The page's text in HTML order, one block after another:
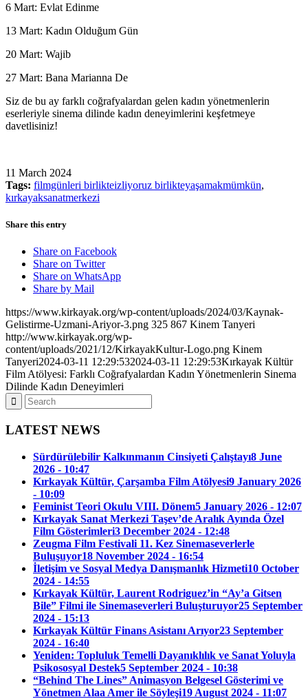
6 Mart: Evlat Edinme
13 Mart: Kadın Olduğum Gün
20 Mart: Wajib
27 Mart: Bana Marianna De
Siz de bu ay farklı coğrafyalardan gelen kadın yönetmenlerin
eserleriyle sinema dilinde kadın deneyimlerini keşfetmeye
davetlisiniz!
11 March 2024
Tags: filmgünleri birlikteizliyoruz birlikteyaşamakmümkün,
kırkayaksanatmerkezi
Share this entry
Share on Facebook
Share on Twitter
Share on WhatsApp
Share by Mail
https://www.kirkayak.org/wp-content/uploads/2024/03/Kaynak-
Gelistirme-Uzmani-Ariyor-3.png 325 867 Kinem Tanyeri
http://www.kirkayak.org/wp-
content/uploads/2021/12/KirkayakKultur-Logo.png Kinem
Tanyeri2024-03-11 12:29:532024-03-11 12:29:53Kırkayak Kültür
Film Atölyesi: Farklı Coğrafyalardan Kadın Yönetmenlerin Sinema
Dilinde Kadın Deneyimleri
LATEST NEWS
Sürdürülebilir Kalkınmanın Cinsiyeti Çalıştayı8 June
2026 - 10:47
Kırkayak Kültür, Çarşamba Film Atölyesi9 January 2026
- 10:09
Feminist Teori Okulu VIII. Dönem5 January 2026 - 12:07
Kırkayak Sanat Merkezi Taşev’de Aralık Ayında Özel
Film Gösterimleri3 December 2024 - 12:48
Zeugma Film Festivali 11. Kez Sinemaseverlerle
Buluşuyor18 November 2024 - 16:54
İletişim ve Sosyal Medya Danışmanlık Hizmeti10 October
2024 - 14:55
Kırkayak Kültür, Laurent Rodriguez’in “Ay’a Gitsen
Bile” Filmi ile Sinemaseverleri Buluşturuyor25 September
2024 - 15:13
Kırkayak Kültür Finans Asistanı Arıyor23 September
2024 - 16:40
Yeniden: Topluluk Temelli Dayanıklılık ve Sanat Yoluyla
Psikososyal Destek5 September 2024 - 10:38
“Behind The Lines” Animasyon Belgesel Gösterimi ve
Yönetmen Alaa Amer ile Söyleşi19 August 2024 - 11:07